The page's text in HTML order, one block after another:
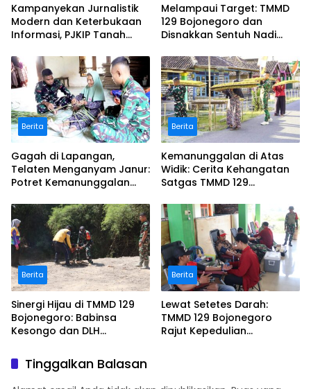
Kampanyekan Jurnalistik
Modern dan Keterbukaan
Informasi, PJKIP Tanah
Podcast Oase SMK 1
Batusangkar
Melampaui Target: TMMD
129 Bojonegoro dan
Disnakkan Sentuh Nadi
Layanan Kesehatan Hewan
Berita
Gagah di Lapangan,
Telaten Menganyam Janur:
Potret Kemanunggalan
Bojonegoro di Kesongo
Berita
Kemanunggalan di Atas
Widik: Cerita Kehangatan
Satgas TMMD 129
Tembakau Petani Kesongo
Berita
Sinergi Hijau di TMMD 129
Bojonegoro: Babinsa
Kesongo dan DLH
Tanam Pohon untuk Jaga
Tanggul Sungai
Berita
Lewat Setetes Darah:
TMMD 129 Bojonegoro
Rajut Kepedulian
Tinggalkan Balasan